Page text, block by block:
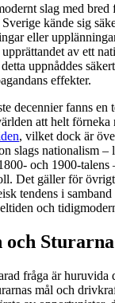
slag med
kände sig
eller
av ett
uppnåddes
effekter.
decennier fanns en
att helt förneka
, vilket dock är
slags nationalism –
och 1900-talens
Det gäller för
tendens i
och
fråga är huruvida
mål och